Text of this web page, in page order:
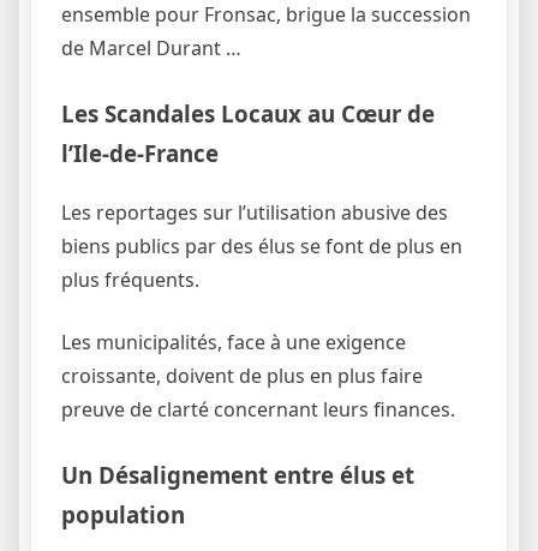
ensemble pour Fronsac, brigue la succession
de Marcel Durant …
Les Scandales Locaux au Cœur de
l’Ile-de-France
Les reportages sur l’utilisation abusive des
biens publics par des élus se font de plus en
plus fréquents.
Les municipalités, face à une exigence
croissante, doivent de plus en plus faire
preuve de clarté concernant leurs finances.
Un Désalignement entre élus et
population